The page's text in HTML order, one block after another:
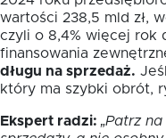
wartości 238,5 mld zł,
czyli o 8,4% więcej rok
finansowania
długu na sprzedaż.
który ma szybki obrót,
Ekspert radzi: „Patrz